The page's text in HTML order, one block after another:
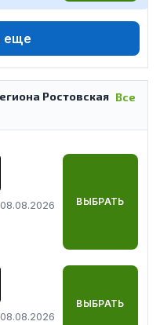
еще
Все
Ростовская
08.08.2026 ВЫБРАТЬ
08.08.2026
ВЫБРАТЬ